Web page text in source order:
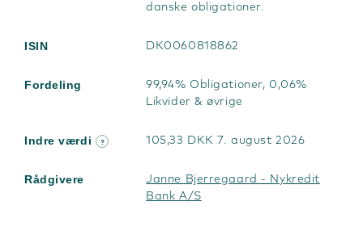
danske obligationer.
ISIN DK0060818862
Fordeling
99,94% Obligationer, 0,06%
Likvider & øvrige
Indre værdi ? 105,33 DKK 7. august 2026
Rådgivere
Janne Bjerregaard - Nykredit
Bank A/S